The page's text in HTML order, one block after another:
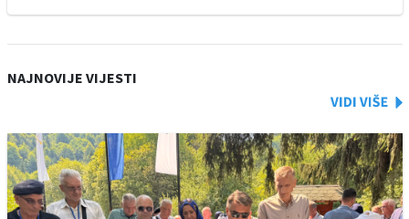
NAJNOVIJE VIJESTI